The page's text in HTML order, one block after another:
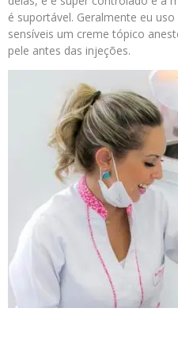
é suportável. Geralmente eu
sensíveis um creme tópico
pele antes das injeções.